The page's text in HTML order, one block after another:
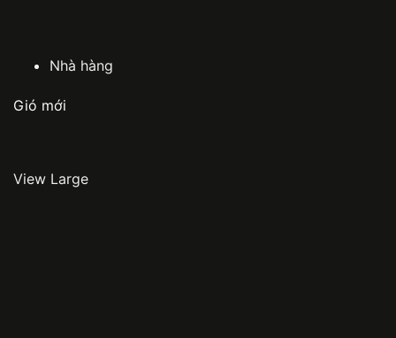
Nhà hàng
Gió mới
View Large